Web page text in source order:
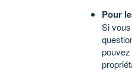
Pour
Si